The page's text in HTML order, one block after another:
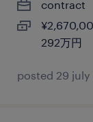
contract
292万円
posted 29 july